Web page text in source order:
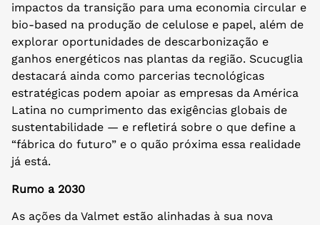
impactos da transição para uma economia circular e
bio-based na produção de celulose e papel, além de
explorar oportunidades de descarbonização e
ganhos energéticos nas plantas da região. Scucuglia
destacará ainda como parcerias tecnológicas
estratégicas podem apoiar as empresas da América
Latina no cumprimento das exigências globais de
sustentabilidade — e refletirá sobre o que define a
“fábrica do futuro” e o quão próxima essa realidade
já está.
Rumo a 2030
As ações da Valmet estão alinhadas à sua nova